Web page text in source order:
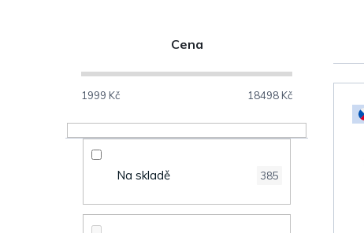
t
Cena
1999 Kč 18498 Kč
Na skladě 385
V